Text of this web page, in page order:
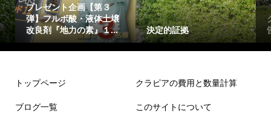
プレゼント企画【第３
弾】フルボ酸・液体土壌
改良剤『地力の素』１...
決定的証拠
トップページ
ブログ一覧
クラピアの費用と数量計算
このサイトについて